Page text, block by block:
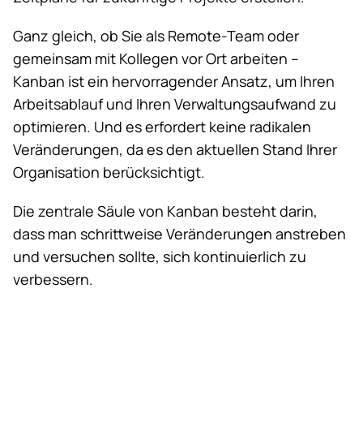
Ganz gleich, ob Sie als Remote-Team oder
gemeinsam mit Kollegen vor Ort arbeiten –
Kanban ist ein hervorragender Ansatz, um Ihren
Arbeitsablauf und Ihren Verwaltungsaufwand zu
optimieren. Und es erfordert keine radikalen
Veränderungen, da es den aktuellen Stand Ihrer
Organisation berücksichtigt.
Die zentrale Säule von Kanban besteht darin,
dass man schrittweise Veränderungen anstreben
und versuchen sollte, sich kontinuierlich zu
verbessern.